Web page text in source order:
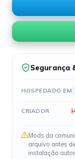
Segurança
HOSPEDADO EM
CRIADOR
Mods da
arquivo antes
instalação